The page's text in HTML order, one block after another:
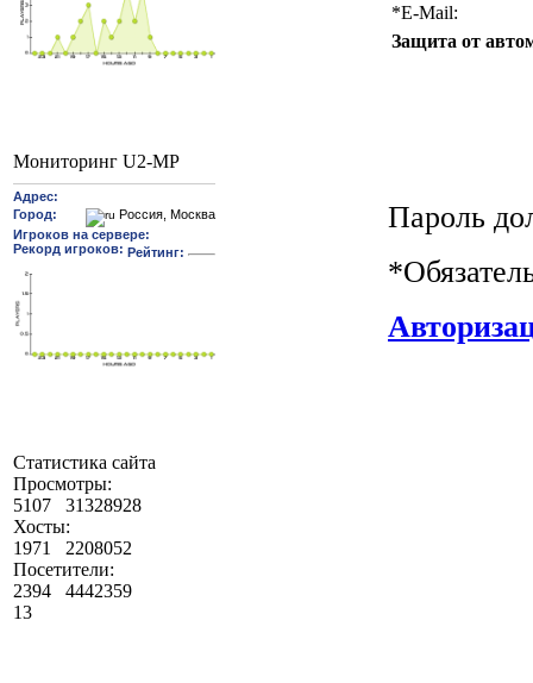
Мониторинг U2-MP
Статистика сайта
Просмотры:
5107
31328928
Хосты:
1971
2208052
Посетители:
2394
4442359
13
*E-Mail:
Защита от
Пароль
*